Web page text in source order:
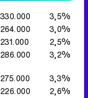
275.000
3,3%
226.000
2,6%
226.000 2,6%